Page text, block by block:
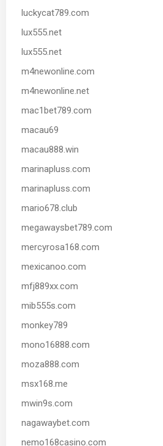
luckycat789.com
lux555.net
lux555.net
m4newonline.com
m4newonline.net
mac1bet789.com
macau69
macau888.win
marinapluss.com
marinapluss.com
mario678.club
megawaysbet789.com
mercyrosa168.com
mexicanoo.com
mfj889xx.com
mib555s.com
monkey789
mono16888.com
moza888.com
msx168.me
mwin9s.com
nagawaybet.com
nemo168casino.com